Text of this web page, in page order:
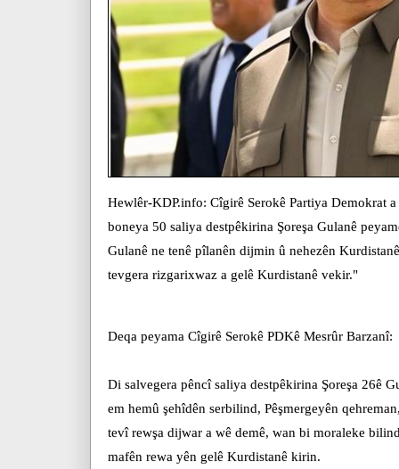
Hewlêr-KDP.info: Cîgirê Serokê Partiya Demokrat
boneya 50 saliya destpêkirina Şoreşa Gulanê
Gulanê ne tenê pîlanên dijmin û nehezên
tevgera rizgarixwaz a gelê Kurdistanê vekir."
Deqa peyama Cîgirê Serokê PDKê Mesrûr Barzanî:
Di salvegera pêncî saliya destpêkirina Şoreşa 26ê
em hemû şehîdên serbilind, Pêşmergeyên
tevî rewşa dijwar a wê demê, wan bi moraleke
mafên rewa yên gelê Kurdistanê kirin.